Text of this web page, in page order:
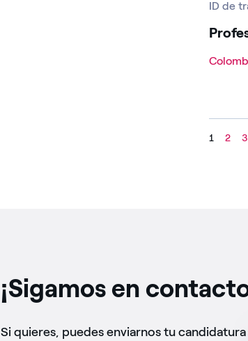
ID de
1 2 3
¡Sigamos en
Si quieres, puedes enviarnos tu candidatura